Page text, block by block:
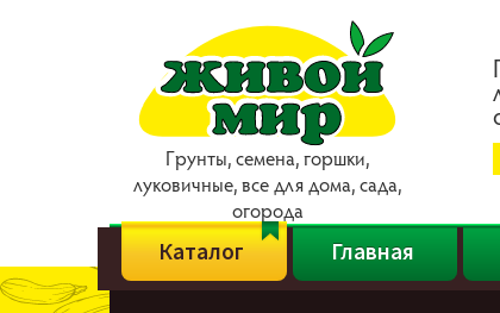
Гpyнты, ceмeнa, гopшки,
лyкoвичныe, вce для дoмa, caдa,
oгopoдa
Каталог Главная